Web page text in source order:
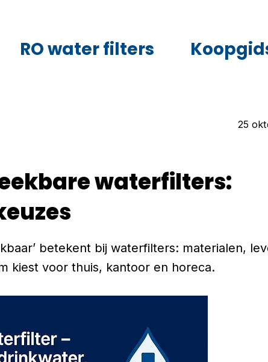
RO water filters
25
waterfilters:
betekent bij waterfilters: materialen,
kiest voor thuis, kantoor en horeca.